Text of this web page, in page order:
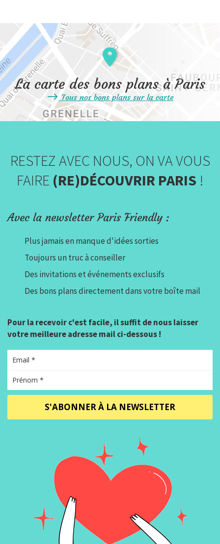
La carte des bons plans à Paris
Tous nos bons plans sur la carte
RESTEZ AVEC NOUS, ON VA VOUS
FAIRE (RE)DÉCOUVRIR PARIS !
Avec la newsletter Paris Friendly :
Plus jamais en manque d'idées sorties
Toujours un truc à conseiller
Des invitations et événements exclusifs
Des bons plans directement dans votre boîte mail
Pour la recevoir c'est facile, il suffit de nous laisser
votre meilleure adresse mail ci-dessous !
S'ABONNER À LA NEWSLETTER